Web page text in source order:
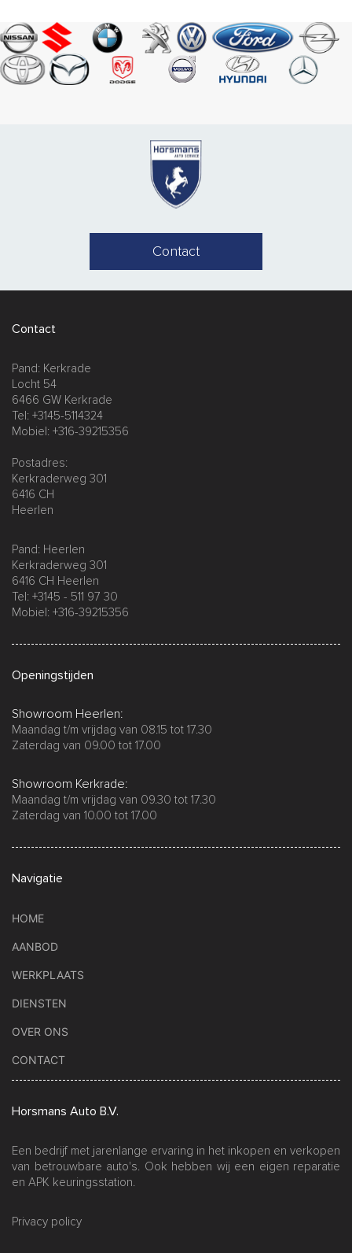
Contact
Contact
Pand: Kerkrade
Locht 54
6466 GW Kerkrade
Tel: +3145-5114324
Mobiel: +316-39215356
Postadres:
Kerkraderweg 301
6416 CH
Heerlen
Pand: Heerlen
Kerkraderweg 301
6416 CH Heerlen
Tel: +3145 - 511 97 30
Mobiel: +316-39215356
Openingstijden
Showroom Heerlen:
Maandag t/m vrijdag van 08.15 tot 17.30
Zaterdag van 09.00 tot 17.00
Showroom Kerkrade:
Maandag t/m vrijdag van 09.30 tot 17.30
Zaterdag van 10.00 tot 17.00
Navigatie
HOME
AANBOD
WERKPLAATS
DIENSTEN
OVER ONS
CONTACT
Horsmans Auto B.V.
Een bedrijf met jarenlange ervaring in het inkopen en verkopen
van betrouwbare auto's. Ook hebben wij een eigen reparatie
en APK keuringsstation.
Privacy policy